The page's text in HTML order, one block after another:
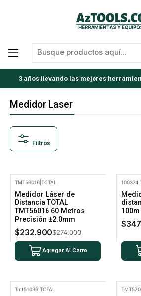
3 años llevando las mejores
Medidor Laser
Filtros
TMT56016 |TOTAL
Medidor Láser de
Distancia TOTAL
TMT56016 60 Metros
Precisión ±2.0mm
$232.900$274.000
Agregar Al Carro
100374|
Tmt51036 |TOTAL